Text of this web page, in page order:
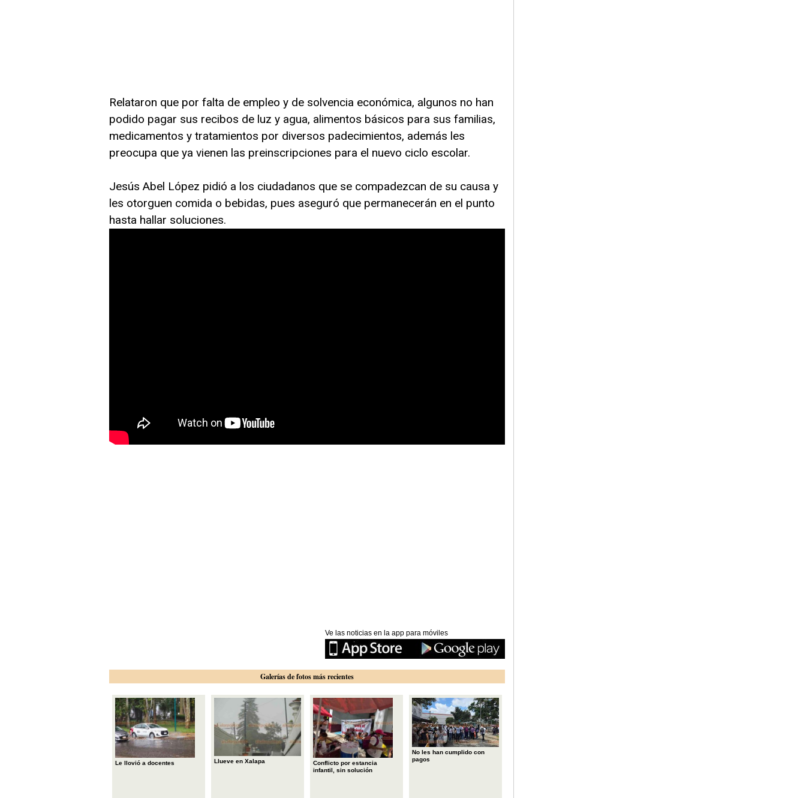
Relataron que por falta de empleo y de solvencia económica, algunos no han
podido pagar sus recibos de luz y agua, alimentos básicos para sus familias,
medicamentos y tratamientos por diversos padecimientos, además les
preocupa que ya vienen las preinscripciones para el nuevo ciclo escolar.
Jesús Abel López pidió a los ciudadanos que se compadezcan de su causa y
les otorguen comida o bebidas, pues aseguró que permanecerán en el punto
hasta hallar soluciones.
Ve las noticias en la app para móviles
Galerías de fotos más recientes
Le llovió a docentes Llueve en Xalapa
Conflicto por estancia
infantil, sin solución
No les han cumplido con
pagos